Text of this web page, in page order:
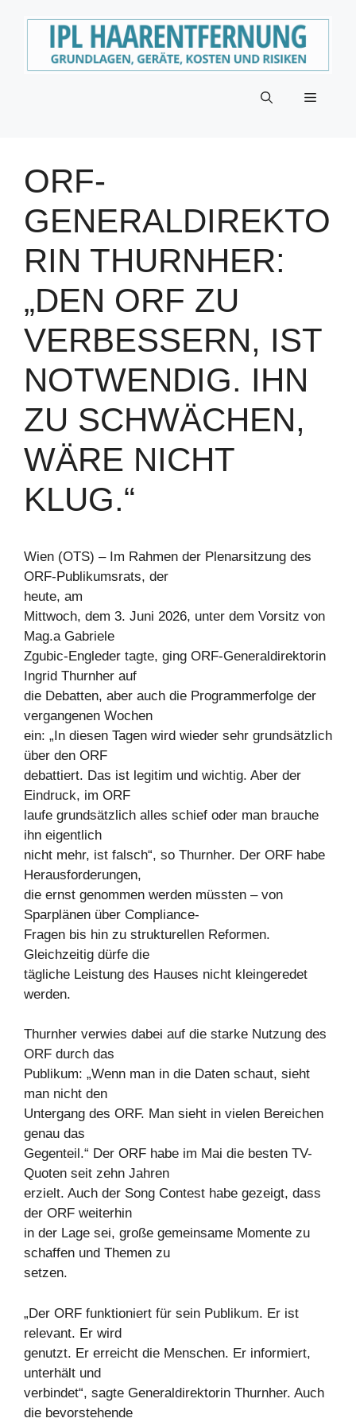
Menü
ORF-
GENERALDIREKTO
RIN THURNHER:
„DEN ORF ZU
VERBESSERN, IST
NOTWENDIG. IHN
ZU SCHWÄCHEN,
WÄRE NICHT
KLUG.“
Wien (OTS) – Im Rahmen der Plenarsitzung des
ORF-Publikumsrats, der
heute, am
Mittwoch, dem 3. Juni 2026, unter dem Vorsitz von
Mag.a Gabriele
Zgubic-Engleder tagte, ging ORF-Generaldirektorin
Ingrid Thurnher auf
die Debatten, aber auch die Programmerfolge der
vergangenen Wochen
ein: „In diesen Tagen wird wieder sehr grundsätzlich
über den ORF
debattiert. Das ist legitim und wichtig. Aber der
Eindruck, im ORF
laufe grundsätzlich alles schief oder man brauche
ihn eigentlich
nicht mehr, ist falsch“, so Thurnher. Der ORF habe
Herausforderungen,
die ernst genommen werden müssten – von
Sparplänen über Compliance-
Fragen bis hin zu strukturellen Reformen.
Gleichzeitig dürfe die
tägliche Leistung des Hauses nicht kleingeredet
werden.
Thurnher verwies dabei auf die starke Nutzung des
ORF durch das
Publikum: „Wenn man in die Daten schaut, sieht
man nicht den
Untergang des ORF. Man sieht in vielen Bereichen
genau das
Gegenteil.“ Der ORF habe im Mai die besten TV-
Quoten seit zehn Jahren
erzielt. Auch der Song Contest habe gezeigt, dass
der ORF weiterhin
in der Lage sei, große gemeinsame Momente zu
schaffen und Themen zu
setzen.
„Der ORF funktioniert für sein Publikum. Er ist
relevant. Er wird
genutzt. Er erreicht die Menschen. Er informiert,
unterhält und
verbindet“, sagte Generaldirektorin Thurnher. Auch
die bevorstehende